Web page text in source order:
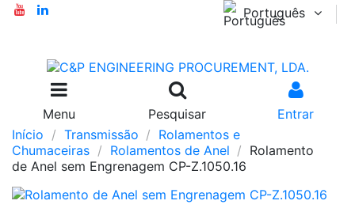
Português
Menu Pesquisar
Entrar
Início
Transmissão
Rolamentos e
Chumaceiras
Rolamentos de Anel
Rolamento
de Anel sem Engrenagem CP-Z.1050.16